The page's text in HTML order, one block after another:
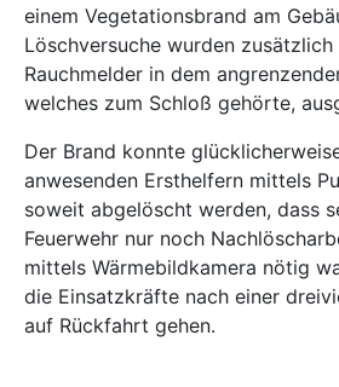
einem Vegetationsbrand am
Löschversuche wurden zusätzlich
Rauchmelder in dem
welches zum Schloß gehörte,
Der Brand konnte
anwesenden Ersthelfern mittels
soweit abgelöscht werden, dass
Feuerwehr nur noch
mittels Wärmebildkamera nötig
die Einsatzkräfte nach einer
auf Rückfahrt gehen.